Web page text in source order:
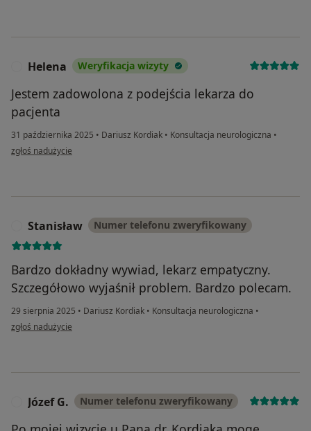
Helena Weryfikacja wizyty
Jestem zadowolona z podejścia lekarza do
pacjenta
31 października 2025 • Dariusz Kordiak • Konsultacja neurologiczna •
w opinii użytkownika Helena
zgłoś nadużycie
Stanisław Numer telefonu zweryfikowany
Bardzo dokładny wywiad, lekarz empatyczny.
Szczegółowo wyjaśnił problem. Bardzo polecam.
29 sierpnia 2025 • Dariusz Kordiak • Konsultacja neurologiczna •
w opinii użytkownika Stanisław
zgłoś nadużycie
Józef G. Numer telefonu zweryfikowany